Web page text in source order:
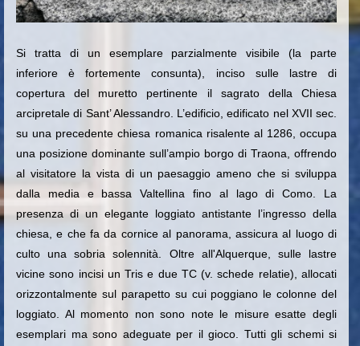
Si tratta di un esemplare parzialmente visibile (la parte
inferiore è fortemente consunta), inciso sulle lastre di
copertura del muretto pertinente il sagrato della Chiesa
arcipretale di Sant’ Alessandro. L’edificio, edificato nel XVII sec.
su una precedente chiesa romanica risalente al 1286, occupa
una posizione dominante sull’ampio borgo di Traona, offrendo
al visitatore la vista di un paesaggio ameno che si sviluppa
dalla media e bassa Valtellina fino al lago di Como. La
presenza di un elegante loggiato antistante l’ingresso della
chiesa, e che fa da cornice al panorama, assicura al luogo di
culto una sobria solennità. Oltre all'Alquerque, sulle lastre
vicine sono incisi un Tris e due TC (v. schede relatie), allocati
orizzontalmente sul parapetto su cui poggiano le colonne del
loggiato. Al momento non sono note le misure esatte degli
esemplari ma sono adeguate per il gioco. Tutti gli schemi si